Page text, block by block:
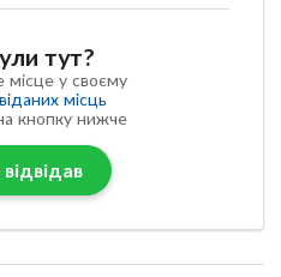
тут?
місце у своєму
місць
кнопку нижче